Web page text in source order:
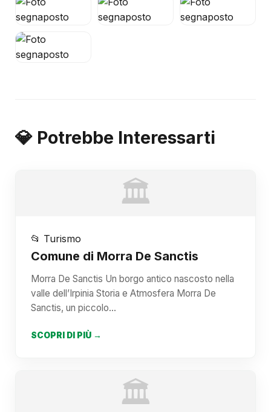
💎 Potrebbe Interessarti
🏛️
📂 Turismo
Comune di Morra De Sanctis
Morra De Sanctis Un borgo antico nascosto nella
valle dell’Irpinia Storia e Atmosfera Morra De
Sanctis, un piccolo…
SCOPRI DI PIÙ →
🏛️